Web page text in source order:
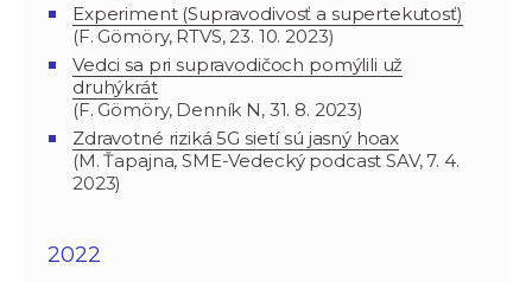
Experiment (Supravodivosť a supertekutosť)
(F. Gömöry, RTVS, 23. 10. 2023)
Vedci sa pri supravodičoch pomýlili už
druhýkrát
(F. Gömöry, Denník N, 31. 8. 2023)
Zdravotné riziká 5G sietí sú jasný hoax
(M. Ťapajna, SME-Vedecký podcast SAV, 7. 4.
2023)
2022